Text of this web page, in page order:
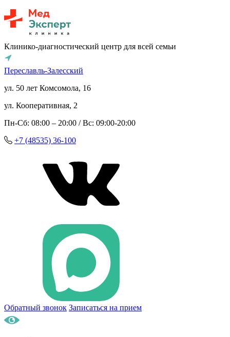
Клинико-диагностический центр для всей семьи
Переславль-Залесский
ул. 50 лет Комсомола, 16
ул. Кооперативная, 2
Пн-Сб: 08:00 – 20:00 / Вс: 09:00-20:00
+7 (48535) 36-100
Обратный звонок Записаться на прием